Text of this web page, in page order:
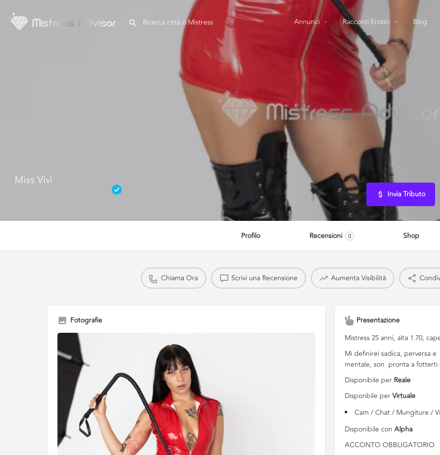
Annunci Racconti Erotici Blog
Miss Vivì
Invia Tributo
Profilo Recensioni 0 Shop
Chiama Ora Scrivi una Recensione Aumenta Visibilità
Fotografie
Presentazione
Mistress 25 anni, alta 1.70,
Mi definirei sadica, perversa
mentale, son pronta a fotterti
Disponibile per Reale
Disponbile perVirtuale
Cam / Chat / Mungiture /
Disponibile con Alpha
ACCONTO OBBLIGATORIO